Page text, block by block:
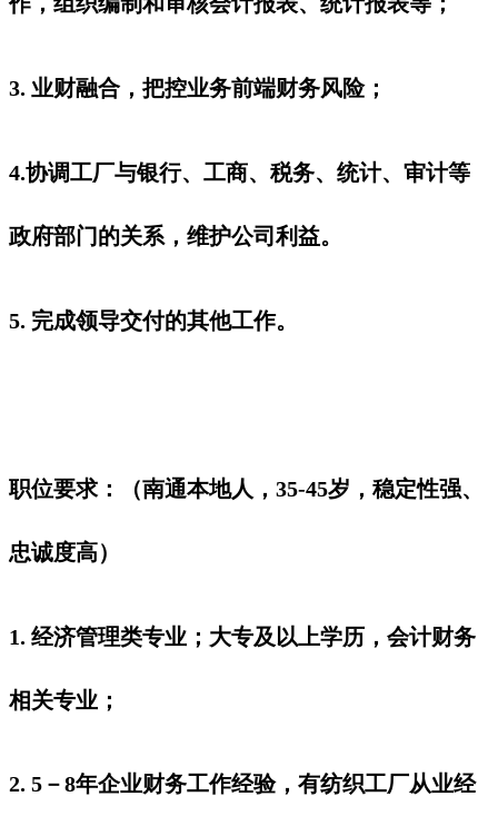
3. 业财融合，把控业务前端财务风险；
4.协调工厂与银行、工商、税务、统计、审计等
政府部门的关系，维护公司利益。
5. 完成领导交付的其他工作。
职位要求：（南通本地人，35-45岁，稳定性强、
忠诚度高）
1. 经济管理类专业；大专及以上学历，会计财务
相关专业；
2. 5－8年企业财务工作经验，有纺织工厂从业经